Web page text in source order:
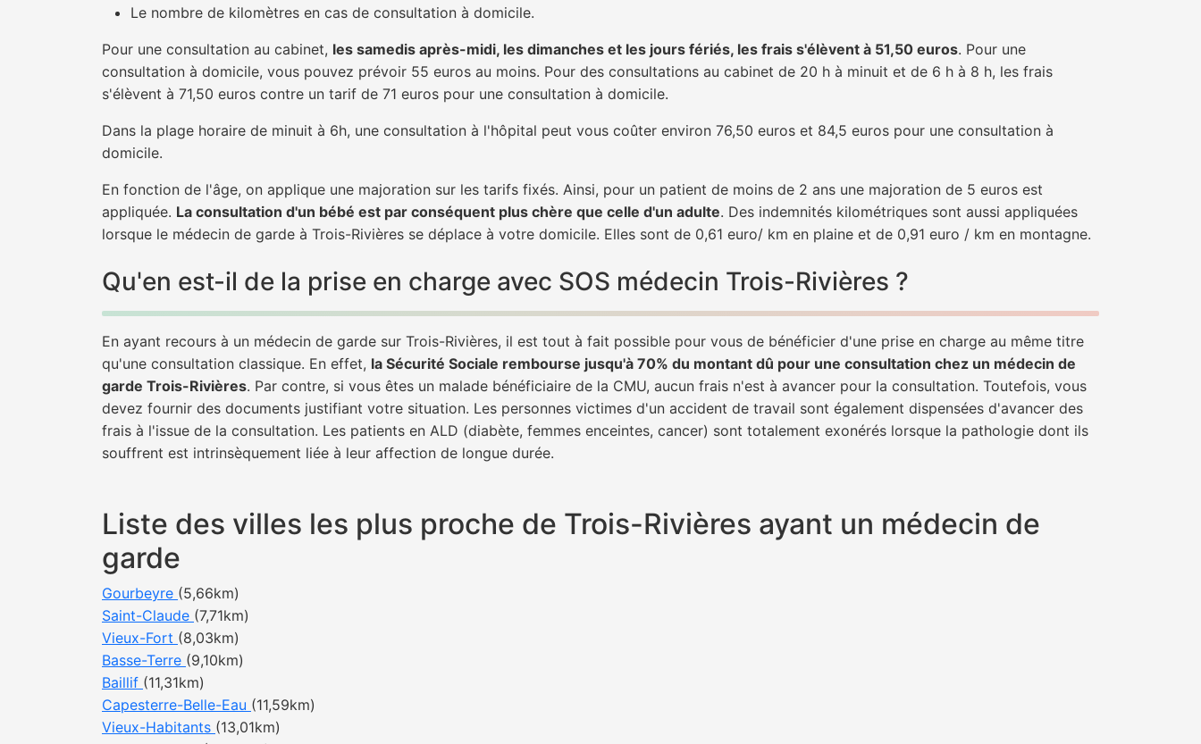
Le nombre de kilomètres en cas de consultation à domicile.
Pour une consultation au cabinet, les samedis après-midi, les dimanches et les jours fériés, les frais s'élèvent à 51,50 euros. Pour une
consultation à domicile, vous pouvez prévoir 55 euros au moins. Pour des consultations au cabinet de 20 h à minuit et de 6 h à 8 h, les frais
s'élèvent à 71,50 euros contre un tarif de 71 euros pour une consultation à domicile.
Dans la plage horaire de minuit à 6h, une consultation à l'hôpital peut vous coûter environ 76,50 euros et 84,5 euros pour une consultation à
domicile.
En fonction de l'âge, on applique une majoration sur les tarifs fixés. Ainsi, pour un patient de moins de 2 ans une majoration de 5 euros est
appliquée. La consultation d'un bébé est par conséquent plus chère que celle d'un adulte. Des indemnités kilométriques sont aussi appliquées
lorsque le médecin de garde à Trois-Rivières se déplace à votre domicile. Elles sont de 0,61 euro/ km en plaine et de 0,91 euro / km en montagne.
Qu'en est-il de la prise en charge avec SOS médecin Trois-Rivières ?
En ayant recours à un médecin de garde sur Trois-Rivières, il est tout à fait possible pour vous de bénéficier d'une prise en charge au même titre
qu'une consultation classique. En effet, la Sécurité Sociale rembourse jusqu'à 70% du montant dû pour une consultation chez un médecin de
garde Trois-Rivières. Par contre, si vous êtes un malade bénéficiaire de la CMU, aucun frais n'est à avancer pour la consultation. Toutefois, vous
devez fournir des documents justifiant votre situation. Les personnes victimes d'un accident de travail sont également dispensées d'avancer des
frais à l'issue de la consultation. Les patients en ALD (diabète, femmes enceintes, cancer) sont totalement exonérés lorsque la pathologie dont ils
souffrent est intrinsèquement liée à leur affection de longue durée.
Liste des villes les plus proche de Trois-Rivières ayant un médecin de
garde
Gourbeyre (5,66km)
Saint-Claude (7,71km)
Vieux-Fort (8,03km)
Basse-Terre (9,10km)
Baillif (11,31km)
Capesterre-Belle-Eau (11,59km)
Vieux-Habitants (13,01km)